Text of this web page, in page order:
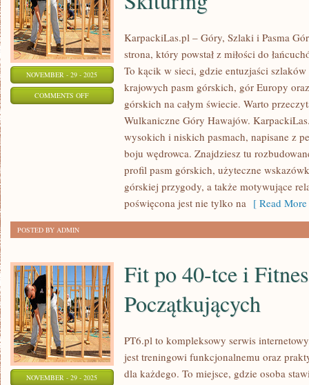
NOVEMBER - 29 - 2025
COMMENTS OFFON
KarpackiLas.pl – Góry, Szlaki i Pasma
strona, który powstał z miłości do
To kącik w sieci, gdzie entuzjaści
krajowych pasm górskich, gór Europy
górskich na całym świecie. Warto
Wulkaniczne Góry Hawajów.
wysokich i niskich pasmach, napisane z
boju wędrowca. Znajdziesz tu
profil pasm górskich, użyteczne
górskiej przygody, a także motywujące
poświęcona jest nie tylko na [ Read
POSTED BY ADMIN
NOVEMBER - 29 - 2025
Fit po 40-tce i
Początkujących
PT6.pl to kompleksowy serwis
jest treningowi funkcjonalnemu oraz
dla każdego. To miejsce, gdzie osoba